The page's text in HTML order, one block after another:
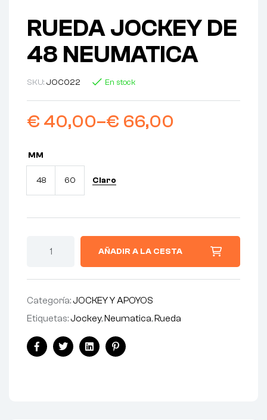
RUEDA JOCKEY DE
48 NEUMATICA
SKU: JOC022 En stock
€ 40,00–€ 66,00
MM
48 60 Claro
AÑADIR A LA CESTA
Categoría:JOCKEY Y APOYOS
Etiquetas:Jockey,Neumatica,Rueda
FacebookTwitterLinkedinPinterest